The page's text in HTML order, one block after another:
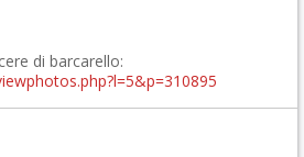
di barcarello: